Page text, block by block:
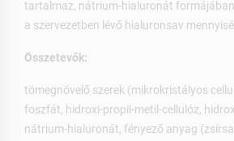
tartalmaz, nátrium-hialuronát
a szervezetben lévő hialuronsav
Összetevők:
tömegnövelő szerek (mikrokristályos
foszfát, hidroxi-propil-metil-cellulóz,
nátrium-hialuronát, fényező anyag